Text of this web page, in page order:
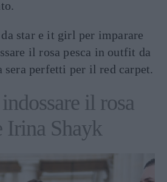
star e it girl per imparare
il rosa pesca in outfit da
sera perfetti per il red carpet.
il rosa
Irina Shayk